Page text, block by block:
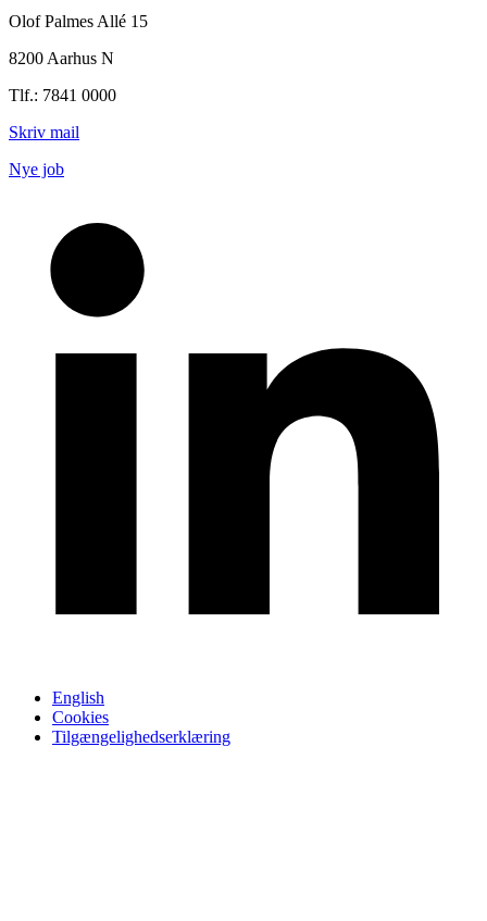
Olof Palmes Allé 15
8200 Aarhus N
Tlf.: 7841 0000
Skriv mail
Nye job
English
Cookies
Tilgængelighedserklæring